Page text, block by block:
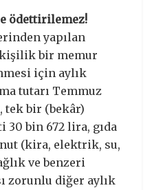
ödettirilemez!
yapılan
bir memur
için aylık
tutarı Temmuz
tek bir (bekâr)
30 bin 672 lira, gıda
(kira, elektrik, su,
ve benzeri
zorunlu diğer aylık